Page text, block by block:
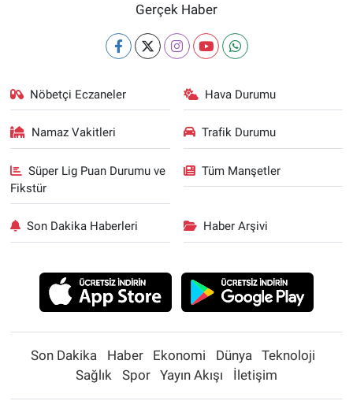
Gerçek Haber
Nöbetçi Eczaneler Hava Durumu
Namaz Vakitleri Trafik Durumu
Süper Lig Puan Durumu ve
Fikstür
Tüm Manşetler
Son Dakika Haberleri Haber Arşivi
Son Dakika Haber Ekonomi Dünya
Teknoloji
Sağlık
Spor Yayın Akışı İletişim